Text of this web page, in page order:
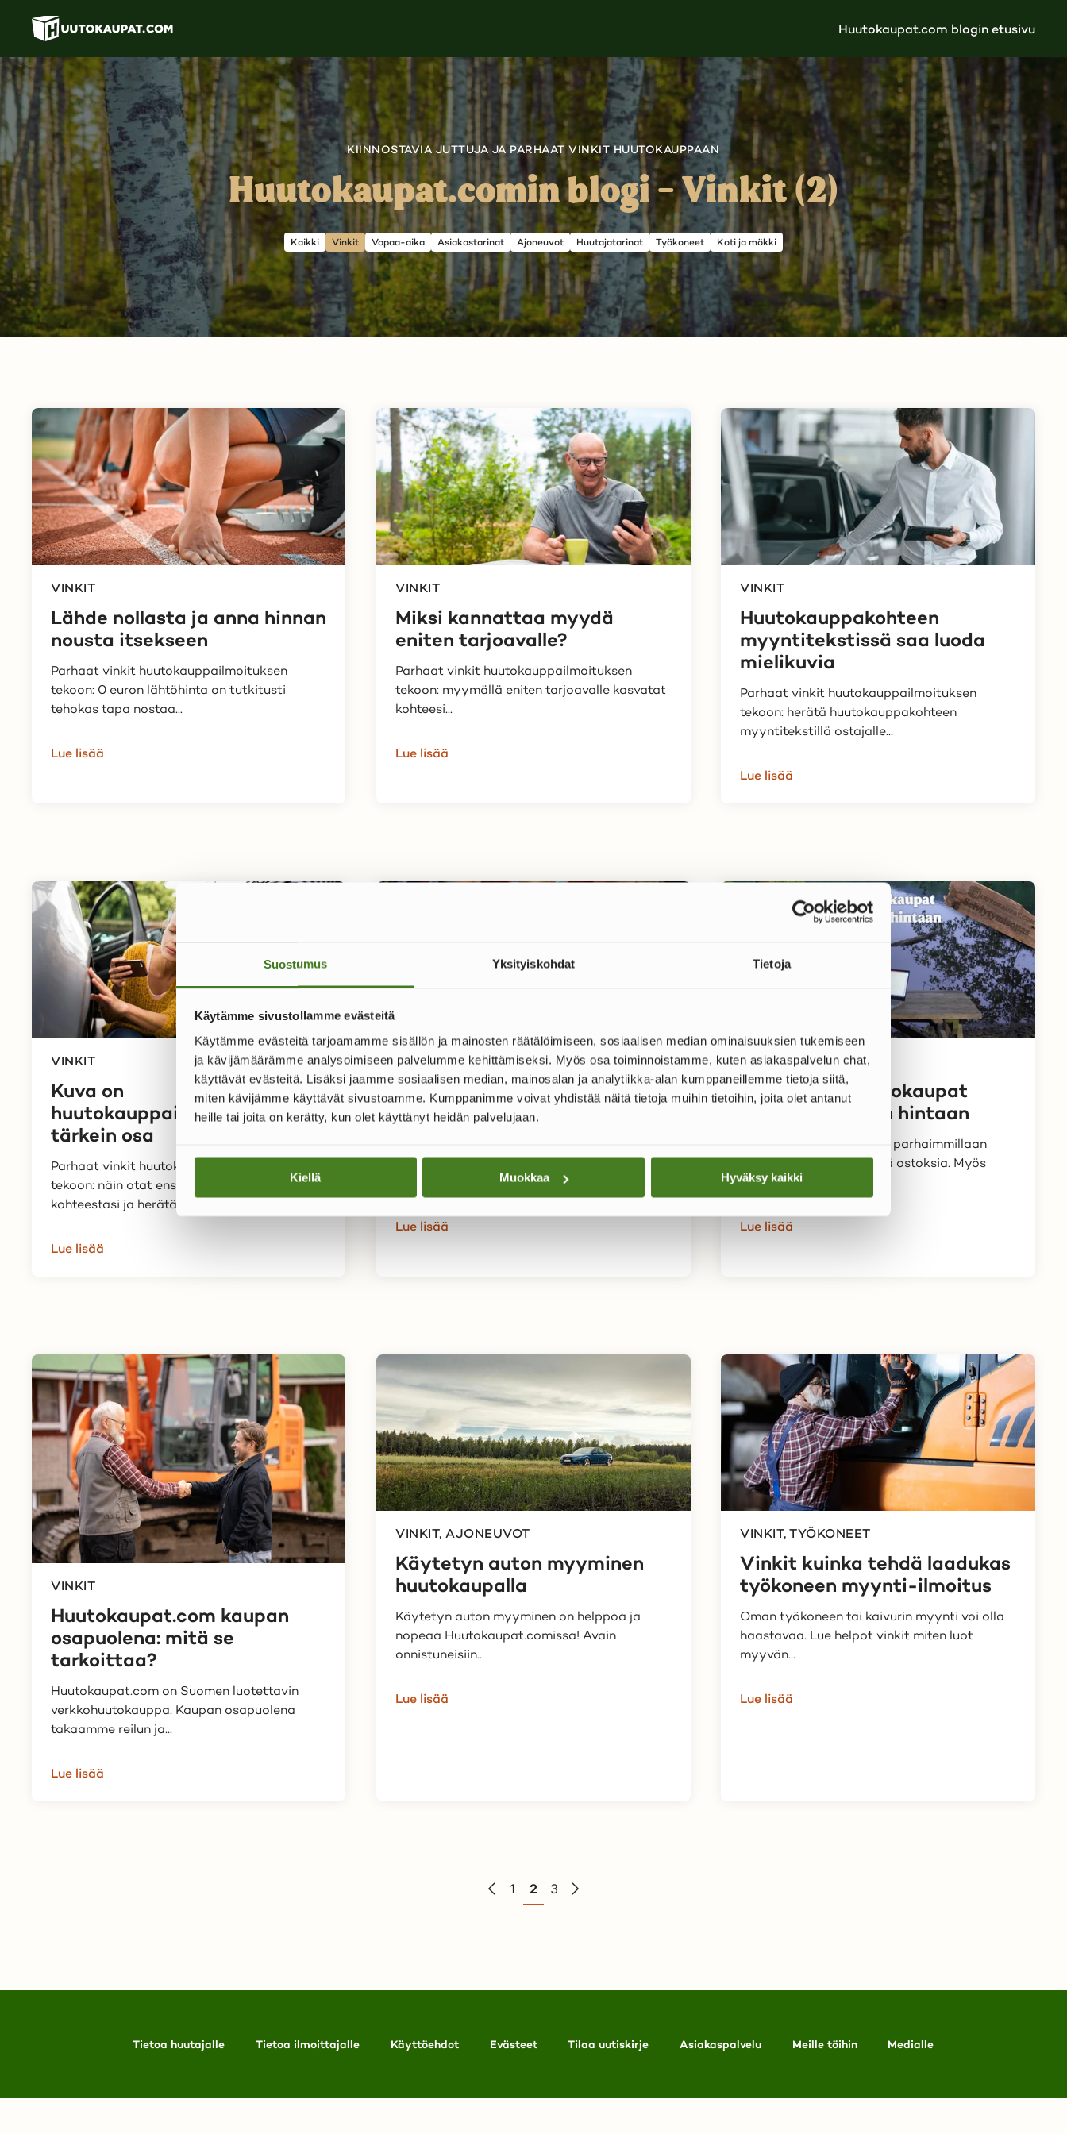
Suostumus Yksityiskohdat Tietoja
Käytämme sivustollamme evästeitä
Käytämme evästeitä tarjoamamme sisällön ja mainosten räätälöimiseen, sosiaalisen median ominaisuuksien tukemiseen
ja kävijämäärämme analysoimiseen palvelumme kehittämiseksi. Myös osa toiminnoistamme, kuten asiakaspalvelun chat,
käyttävät evästeitä. Lisäksi jaamme sosiaalisen median, mainosalan ja analytiikka-alan kumppaneillemme tietoja siitä,
miten kävijämme käyttävät sivustoamme. Kumppanimme voivat yhdistää näitä tietoja muihin tietoihin, joita olet antanut
heille tai joita on kerätty, kun olet käyttänyt heidän palvelujaan.
Kiellä Muokkaa Hyväksy kaikki
pääsisältöön
Huutokaupat.com blogin etusivu
KIINNOSTAVIA JUTTUJA JA PARHAAT VINKIT HUUTOKAUPPAAN
Huutokaupat.comin blogi – Vinkit (2)
Kaikki Vinkit Vapaa-aika Asiakastarinat Ajoneuvot Huutajatarinat Työkoneet Koti ja mökki
VINKIT
Lähde nollasta ja anna hinnan
nousta itsekseen
Parhaat vinkit huutokauppailmoituksen
tekoon: 0 euron lähtöhinta on tutkitusti
tehokas tapa nostaa...
Lue lisää
VINKIT
Miksi kannattaa myydä
eniten tarjoavalle?
Parhaat vinkit huutokauppailmoituksen
tekoon: myymällä eniten tarjoavalle kasvatat
kohteesi...
Lue lisää
VINKIT
Huutokauppakohteen
myyntitekstissä saa luoda
mielikuvia
Parhaat vinkit huutokauppailmoituksen
tekoon: herätä huutokauppakohteen
myyntitekstillä ostajalle...
Lue lisää
VINKIT
Kuva on
huutokauppailmoituksen
tärkein osa
Parhaat vinkit huutokauppailmoituksen
tekoon: näin otat ensiluokkaiset kuvat
kohteestasi ja herätät...
Lue lisää
VINKIT
Otsikoi huutokauppakohteesi
oikein
tekoon: opi luomaan optimaalinen otsikko ja
varmista kohteesi...
Lue lisää
VINKIT
Näin voitat huutokaupat
nopeasti hyvään hintaan
Moderni huutokauppa on parhaimmillaan
todella nopea tapa tehdä ostoksia. Myös
hinta voi olla...
Lue lisää
VINKIT
Huutokaupat.com kaupan
osapuolena: mitä se
tarkoittaa?
Huutokaupat.com on Suomen luotettavin
verkkohuutokauppa. Kaupan osapuolena
takaamme reilun ja...
Lue lisää
VINKIT, AJONEUVOT
Käytetyn auton myyminen
huutokaupalla
Käytetyn auton myyminen on helppoa ja
nopeaa Huutokaupat.comissa! Avain
onnistuneisiin...
Lue lisää
VINKIT, TYÖKONEET
Vinkit kuinka tehdä laadukas
työkoneen myynti-ilmoitus
Oman työkoneen tai kaivurin myynti voi olla
haastavaa. Lue helpot vinkit miten luot
myyvän...
Lue lisää
1 2 3
Tietoa huutajalle Tietoa ilmoittajalle Käyttöehdot Evästeet Tilaa uutiskirje Asiakaspalvelu Meille töihin Medialle